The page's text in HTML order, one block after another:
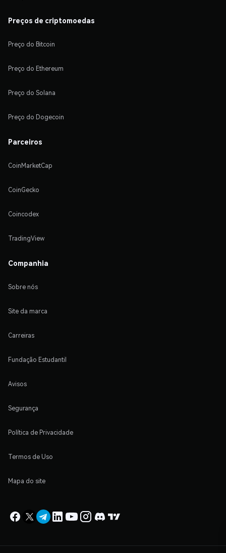
Preços de criptomoedas
Preço do Bitcoin
Preço do Ethereum
Preço do Solana
Preço do Dogecoin
Parceiros
CoinMarketCap
CoinGecko
Coincodex
TradingView
Companhia
Sobre nós
Site da marca
Carreiras
Fundação Estudantil
Avisos
Segurança
Política de Privacidade
Termos de Uso
Mapa do site